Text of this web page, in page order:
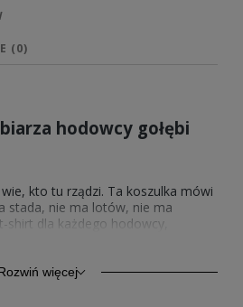
(0)
hodowcy gołębi
kto tu rządzi. Ta koszulka mówi
stada, nie ma lotów, nie ma
shirt dla każdego hodowcy,
lotnika
190, wykonana w 100% z
więcej